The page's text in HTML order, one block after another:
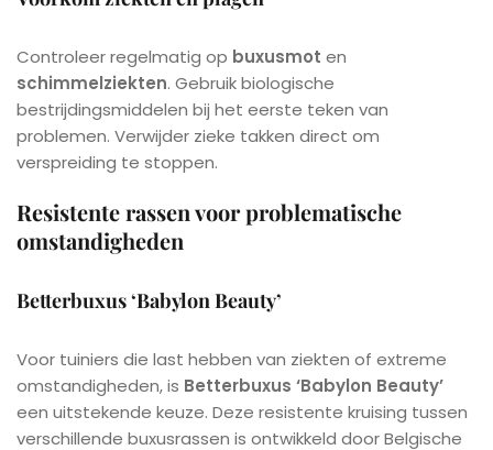
Controleer regelmatig op buxusmot en
schimmelziekten. Gebruik biologische
bestrijdingsmiddelen bij het eerste teken van
problemen. Verwijder zieke takken direct om
verspreiding te stoppen.
Resistente rassen voor problematische
omstandigheden
Betterbuxus ‘Babylon Beauty’
Voor tuiniers die last hebben van ziekten of extreme
omstandigheden, is Betterbuxus ‘Babylon Beauty’
een uitstekende keuze. Deze resistente kruising tussen
verschillende buxusrassen is ontwikkeld door Belgische